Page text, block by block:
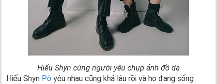
Hiếu Shyn cùng người yêu chụp ảnh đồ da
Hiếu Shyn Pô yêu nhau cũng khá lâu rồi và họ đang sống